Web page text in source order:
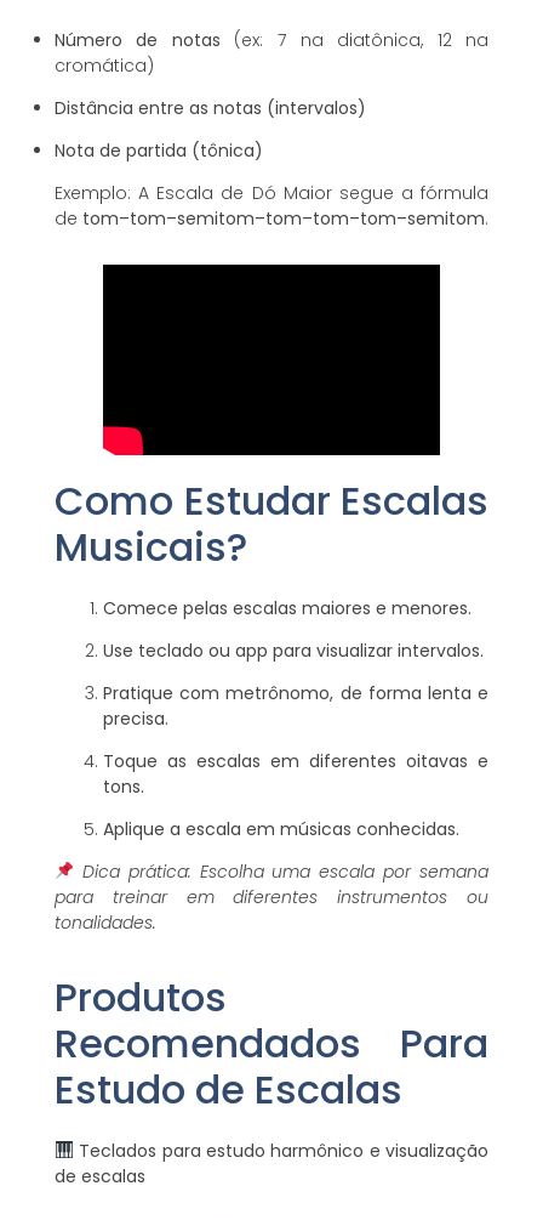
Número de notas (ex: 7 na diatônica, 12 na
cromática)
Distância entre as notas (intervalos)
Nota de partida (tônica)
Exemplo: A Escala de Dó Maior segue a fórmula
de tom–tom–semitom–tom–tom–tom–semitom.
Como Estudar Escalas
Musicais?
Comece pelas escalas maiores e menores.
Use teclado ou app para visualizar intervalos.
Pratique com metrônomo, de forma lenta e
precisa.
Toque as escalas em diferentes oitavas e
tons.
Aplique a escala em músicas conhecidas.
Dica prática: Escolha uma escala por semana
para treinar em diferentes instrumentos ou
tonalidades.
Produtos
Recomendados Para
Estudo de Escalas
Teclados para estudo harmônico e visualização
de escalas